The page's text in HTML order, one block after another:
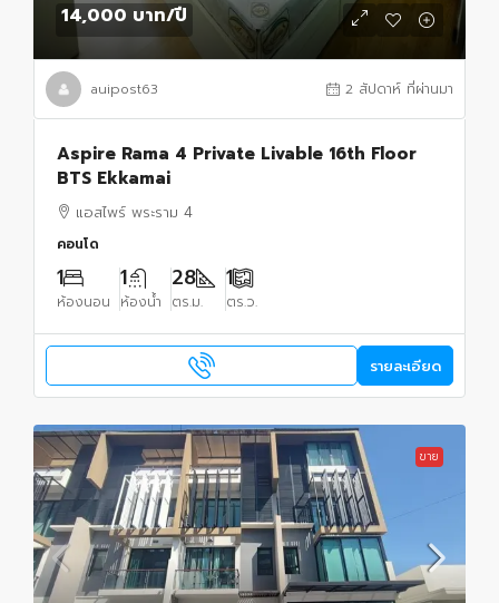
14,000 บาท/ปี
auipost63 2 สัปดาห์ ที่ผ่านมา
Aspire Rama 4 Private Livable 16th Floor
BTS Ekkamai
แอสไพร์ พระราม 4
คอนโด
1
ห้องนอน
1
ห้องน้ำ
28
ตร.ม.
1
ตร.ว.
รายละเอียด
ขาย